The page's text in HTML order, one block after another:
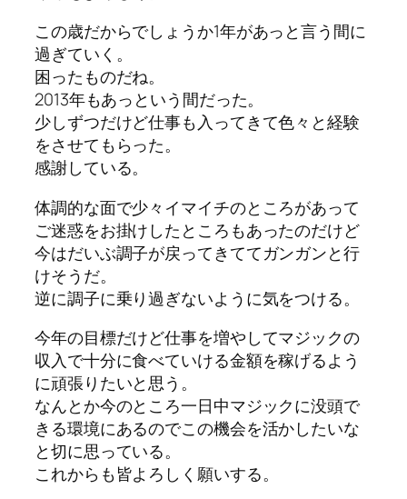
この歳だからでしょうか1年があっと言う間に
過ぎていく。
困ったものだね。
2013年もあっという間だった。
少しずつだけど仕事も入ってきて色々と経験
をさせてもらった。
感謝している。
体調的な面で少々イマイチのところがあって
ご迷惑をお掛けしたところもあったのだけど
今はだいぶ調子が戻ってきててガンガンと行
けそうだ。
逆に調子に乗り過ぎないように気をつける。
今年の目標だけど仕事を増やしてマジックの
収入で十分に食べていける金額を稼げるよう
に頑張りたいと思う。
なんとか今のところ一日中マジックに没頭で
きる環境にあるのでこの機会を活かしたいな
と切に思っている。
これからも皆よろしく願いする。